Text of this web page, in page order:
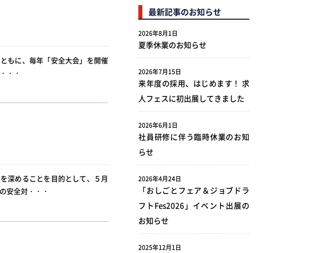
もに、毎年「安全大会」を開催
・・
深めることを目的として、５月
安全対・・・
最新記事のお知らせ
夏季休業のお知らせ
2026年8月1日
来年度の採用、はじめます！ 求
人フェスに初出展してきました
2026年7月15日
社員研修に伴う臨時休業のお知
らせ
2026年6月1日
「おしごとフェア＆ジョブドラ
フトFes2026」イベント出展の
お知らせ
2026年4月24日
2025年12月1日